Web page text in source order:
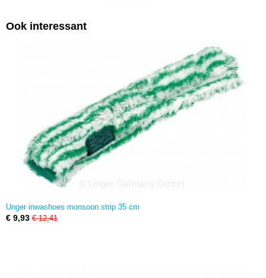
Ook interessant
Unger inwashoes monsoon strip 35 cm
€ 9,93 € 12,41